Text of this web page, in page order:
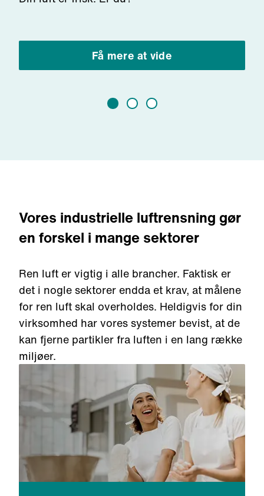
Få mere at vide
Vores industrielle luftrensning gør
en forskel i mange sektorer
Ren luft ervigtig i alle brancher. Faktisk er
det i noglesektorer endda et krav, at målene
for ren luftskal overholdes. Heldigvis for din
virksomhed harvores systemer bevist, at de
kan fjerne partikler fra luften i en lang række
miljøer.